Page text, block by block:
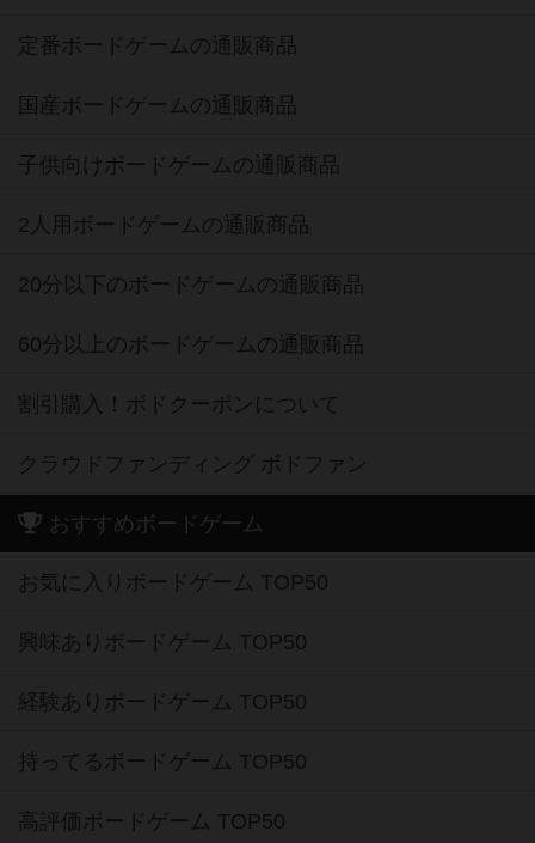
定番ボードゲームの通販商品
国産ボードゲームの通販商品
子供向けボードゲームの通販商品
2人用ボードゲームの通販商品
20分以下のボードゲームの通販商品
60分以上のボードゲームの通販商品
割引購入！ボドクーポンについて
クラウドファンディング ボドファン
おすすめボードゲーム
お気に入りボードゲーム TOP50
興味ありボードゲーム TOP50
経験ありボードゲーム TOP50
持ってるボードゲーム TOP50
高評価ボードゲーム TOP50